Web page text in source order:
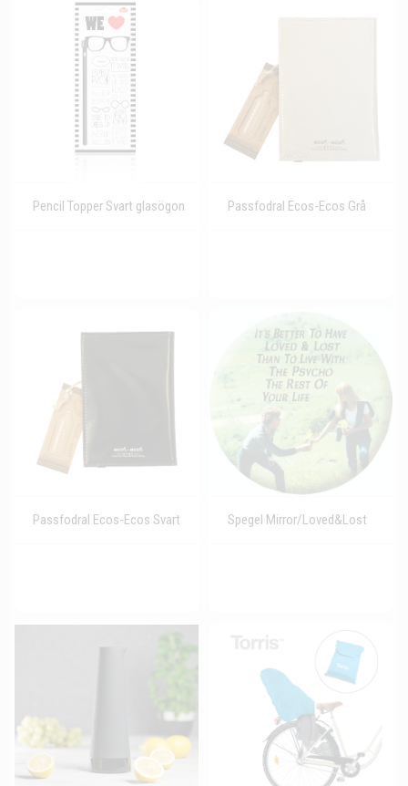
Pencil Topper Svart glasögon Passfodral Ecos-Ecos Grå
Passfodral Ecos-Ecos Svart Spegel Mirror/Loved&Lost